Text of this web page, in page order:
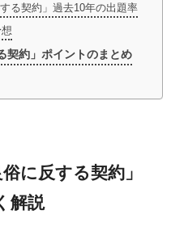
る契約」過去10年の出題率
契約」ポイントのまとめ
に反する契約」
解説